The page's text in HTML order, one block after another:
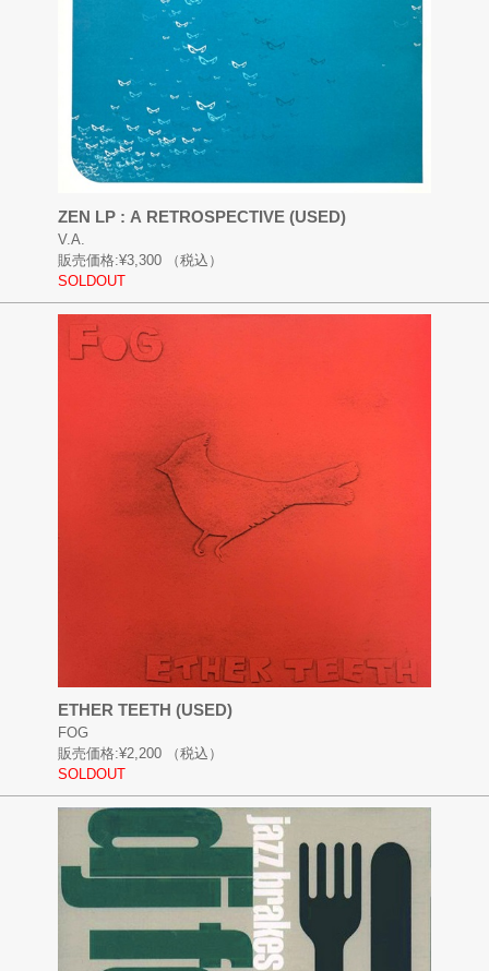
ZEN LP : A RETROSPECTIVE (USED)
V.A.
販売価格:¥3,300
（税込）
SOLDOUT
ETHER TEETH (USED)
FOG
販売価格:¥2,200
（税込）
SOLDOUT